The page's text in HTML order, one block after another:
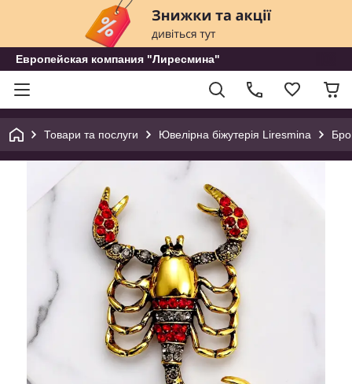
Европейская компания "Лиресмина"
Товари та послуги Ювелірна біжутерія Liresmina